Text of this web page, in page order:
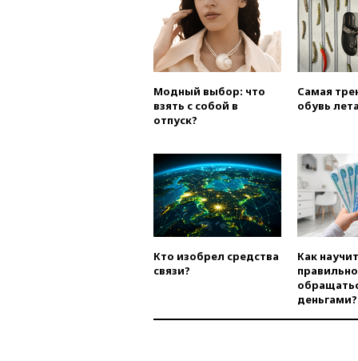
Модный выбор: что
взять с собой в
отпуск?
Самая
обувь
Кто изобрел средства
связи?
Как
правильно
деньгами?